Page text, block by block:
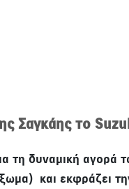
Σαγκάης το
τη δυναμική αγορά
και εκφράζει